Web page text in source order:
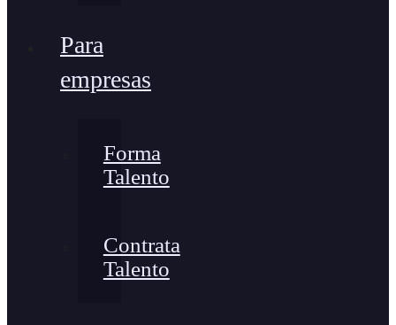
Para
empresas
Forma
Talento
Contrata
Talento